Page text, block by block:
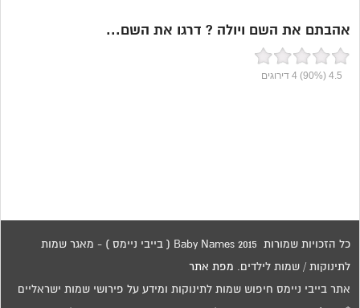
אהבתם את השם ויולה ? דרגו את השם...
4.5
(90%)
4דירוגים
כל הזכויות שמורות 2015 Baby Names ( בייבי ניימס ) - מאגר שמות
לתינוקות / שמות לילדים. מפת אתר
אתר בייבי ניימס חיפוש שמות לתינוקות ומידע על פירושי שמות ישראליים